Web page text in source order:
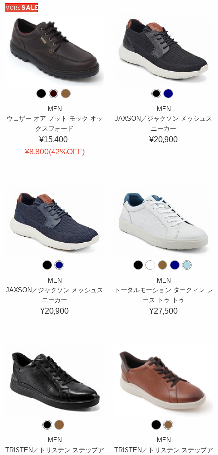
MORE SALE
MEN
ウェザー オア ノット モック オッ
クスフォード
¥15,400
¥8,800(42%OFF)
MEN
JAXSON／ジャクソン メッシュス
ニーカー
¥20,900
MEN
JAXSON／ジャクソン メッシュス
ニーカー
¥20,900
MEN
トータルモーション タークィン レ
ース トゥ トゥ
¥27,500
MEN
TRISTEN／トリステン ステップア
MEN
TRISTEN／トリステン ステップア